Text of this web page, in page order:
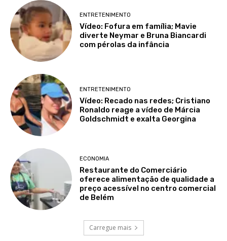
ENTRETENIMENTO
Vídeo: Fofura em família; Mavie
diverte Neymar e Bruna Biancardi
com pérolas da infância
ENTRETENIMENTO
Vídeo: Recado nas redes; Cristiano
Ronaldo reage a vídeo de Márcia
Goldschmidt e exalta Georgina
ECONOMIA
Restaurante do Comerciário
oferece alimentação de qualidade a
preço acessível no centro comercial
de Belém
Carregue mais